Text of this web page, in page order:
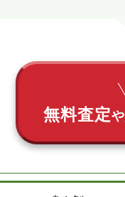
無料査定や